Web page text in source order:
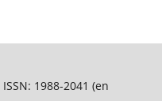
ISSN: 1988-2041 (en